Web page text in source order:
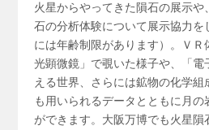
火星からやってきた隕石の展示や
石の分析体験について展示協力を
には年齢制限があります）。ＶＲ
光顕微鏡」で覗いた様子や、「電
える世界、さらには鉱物の化学
も用いられるデータとともに月の
ができます。大阪万博でも火星隕